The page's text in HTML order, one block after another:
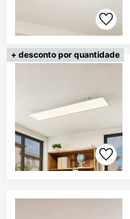
+ desconto por quantidade